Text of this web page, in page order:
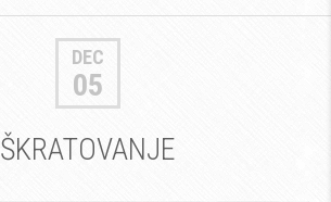
DEC
05
ŠKRATOVANJE